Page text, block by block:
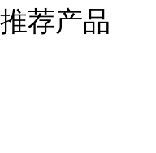
推荐产品